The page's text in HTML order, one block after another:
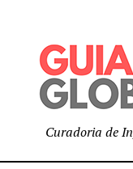
Curadoria de